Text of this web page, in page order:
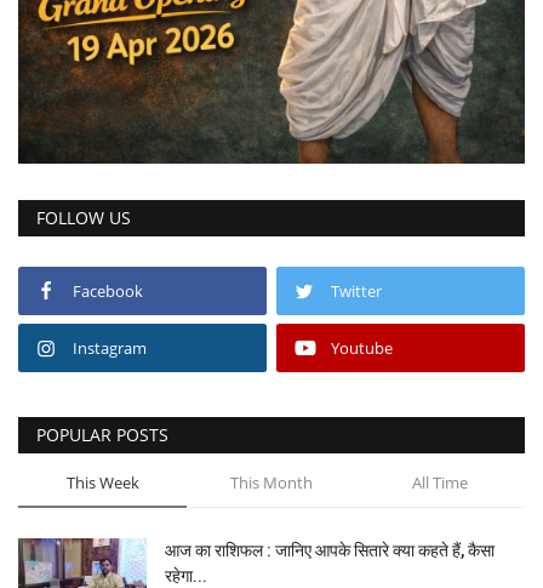
FOLLOW US
Facebook Twitter
Instagram Youtube
POPULAR POSTS
This Week This Month All Time
आज का राशिफल : जानिए आपके सितारे क्या कहते हैं, कैसा
रहेगा...